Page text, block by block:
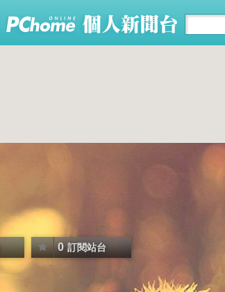
0 訂閱站台